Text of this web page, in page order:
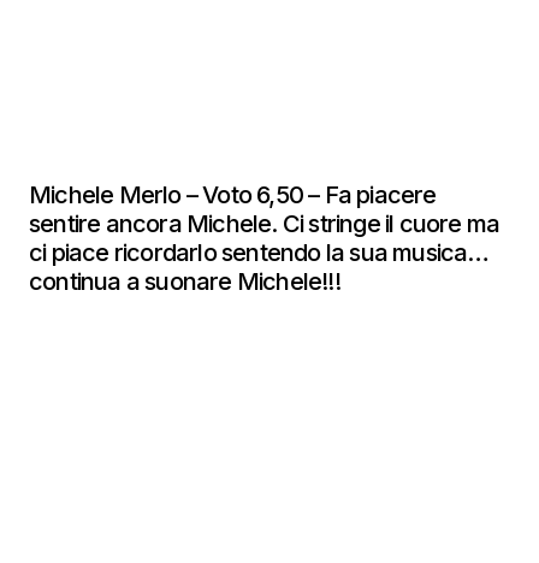
Michele Merlo – Voto 6,50 – Fa piacere
sentire ancora Michele. Ci stringe il cuore ma
ci piace ricordarlo sentendo la sua musica…
continua a suonare Michele!!!